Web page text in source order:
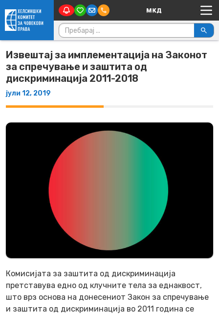
Skip to content Main Navigation
Пребарувај за:
Извештај за имплементација на Законот
за спречување и заштита од
дискриминација 2011-2018
јули 12, 2019
Комисијата за заштита од дискриминација
претставува едно од клучните тела за еднаквост,
што врз основа на донесениот Закон за спречување
и заштита од дискриминација во 2011 година се